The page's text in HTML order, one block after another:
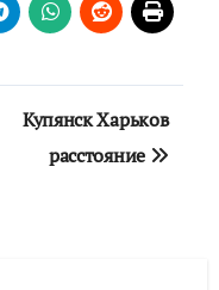
Купянск Харьков
расстояние